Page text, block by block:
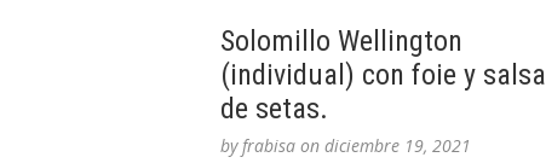
Solomillo Wellington
(individual) con foie y salsa
de setas.
byfrabisa on diciembre 19, 2021